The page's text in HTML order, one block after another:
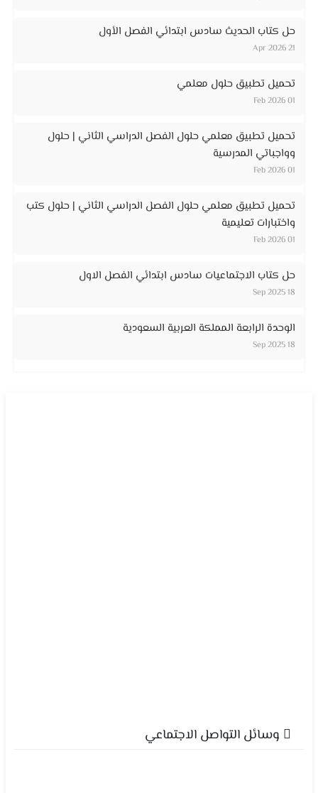
حل كتاب الحديث سادس ابتدائي الفصل الأول
21 Apr 2026
تحميل تطبيق حلول معلمي
01 Feb 2026
تحميل تطبيق معلمي حلول الفصل الدراسي الثاني | حلول
وواجباتي المدرسية
01 Feb 2026
تحميل تطبيق معلمي حلول الفصل الدراسي الثاني | حلول كتب
واختبارات تعليمية
01 Feb 2026
حل كتاب الاجتماعيات سادس ابتدائي الفصل الاول
18 Sep 2025
الوحدة الرابعة المملكة العربية السعودية
18 Sep 2025
وسائل التواصل الاجتماعي